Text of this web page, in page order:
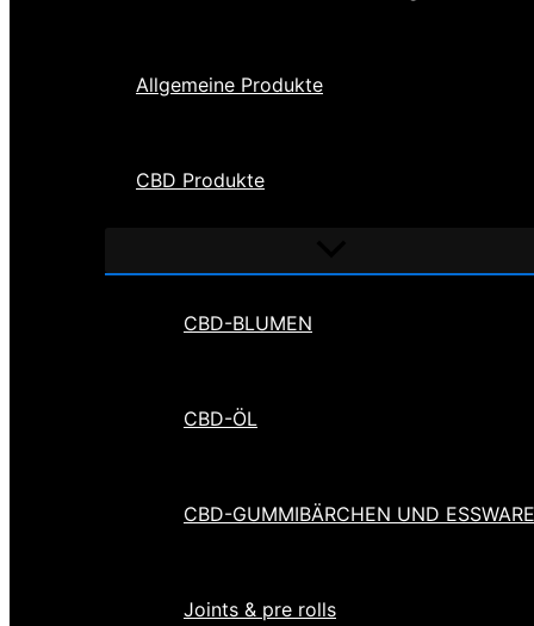
Allgemeine Produkte
CBD Produkte
umschalten
CBD-BLUMEN
CBD-ÖL
CBD-GUMMIBÄRCHEN UND
Joints & pre rolls